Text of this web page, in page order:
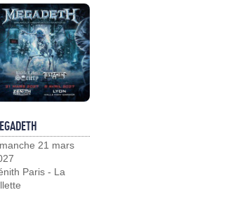
21 mars
Paris - La